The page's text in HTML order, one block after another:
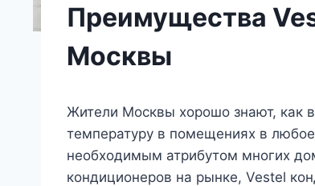
Преимущества
Москвы
Жители Москвы хорошо знают, как
температуру в помещениях в
необходимым атрибутом многих
кондиционеров на рынке, Vestel